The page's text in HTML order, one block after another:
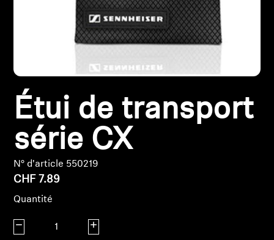
Pièces et accessoires
Audition par catégorie
Casques audio pour TV
Ressources audition
Pièces et accessoires d'origine pour l'audition
Étui de transport
série CX
N° d'article 550219
CHF 7.89
Quantité
Diminuer la quantitéAugmenter la quantité